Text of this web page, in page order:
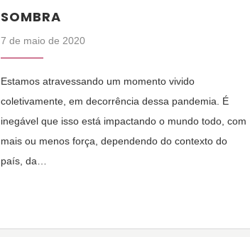
SOMBRA
7 de maio de 2020
Estamos atravessando um momento vivido
coletivamente, em decorrência dessa pandemia. É
inegável que isso está impactando o mundo todo, com
mais ou menos força, dependendo do contexto do
país, da…